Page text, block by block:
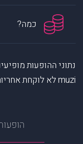
כמה?
נתוני ההופעות
muzi לא לוקחת אחריות על המיידעים המוצגים.